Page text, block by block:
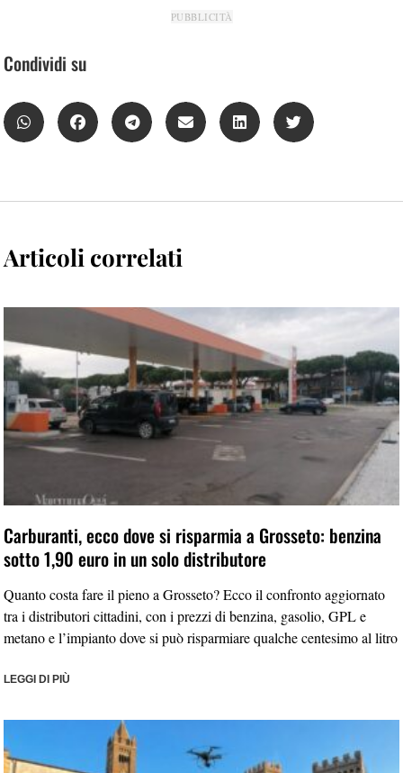
PUBBLICITÀ
Condividi su
Articoli correlati
Carburanti, ecco dove si risparmia a Grosseto: benzina
sotto 1,90 euro in un solo distributore
Quanto costa fare il pieno a Grosseto? Ecco il confronto aggiornato
tra i distributori cittadini, con i prezzi di benzina, gasolio, GPL e
metano e l’impianto dove si può risparmiare qualche centesimo al litro
LEGGI DI PIÙ